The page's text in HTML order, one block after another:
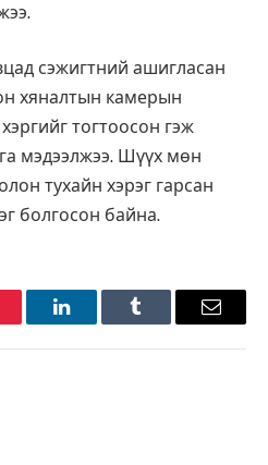
сэжигтний ашигласан
хяналтын камерын
тогтоосон гэж
мэдээлжээ. Шүүх мөн
тухайн хэрэг гарсан
болгосон байна.
LinkedInTumblr Имэйл